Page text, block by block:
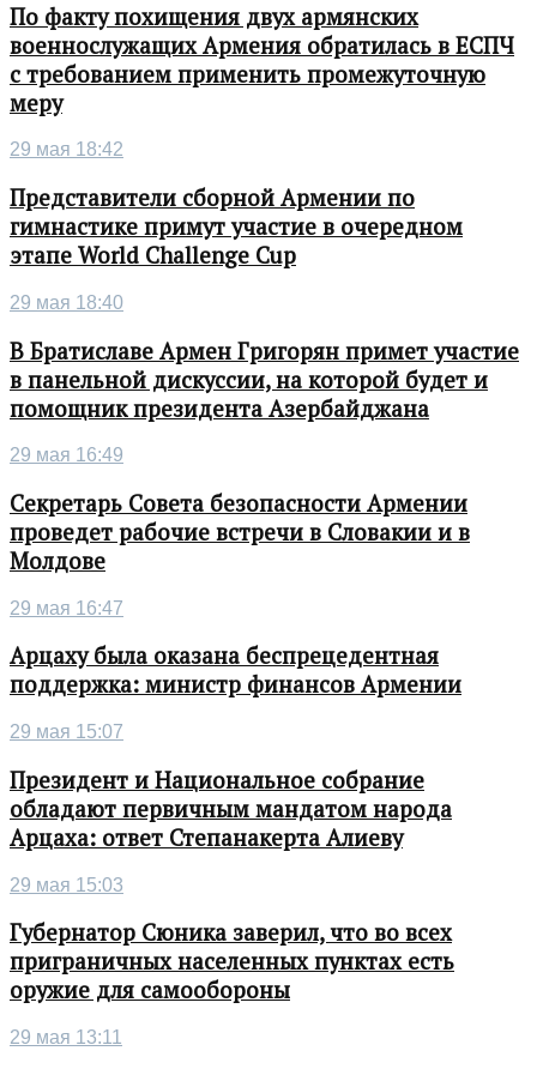
По факту похищения двух армянских
военнослужащих Армения обратилась в ЕСПЧ
с требованием применить промежуточную
меру
29 мая 18:42
Представители сборной Армении по
гимнастике примут участие в очередном
этапе World Challenge Cup
29 мая 18:40
В Братиславе Армен Григорян примет участие
в панельной дискуссии, на которой будет и
помощник президента Азербайджана
29 мая 16:49
Секретарь Совета безопасности Армении
проведет рабочие встречи в Словакии и в
Молдове
29 мая 16:47
Арцаху была оказана беспрецедентная
поддержка: министр финансов Армении
29 мая 15:07
Президент и Национальное собрание
обладают первичным мандатом народа
Арцаха: ответ Степанакерта Алиеву
29 мая 15:03
Губернатор Сюника заверил, что во всех
приграничных населенных пунктах есть
оружие для самообороны
29 мая 13:11